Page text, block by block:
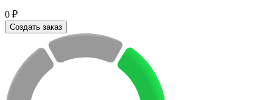
0 ₽
Создать заказ